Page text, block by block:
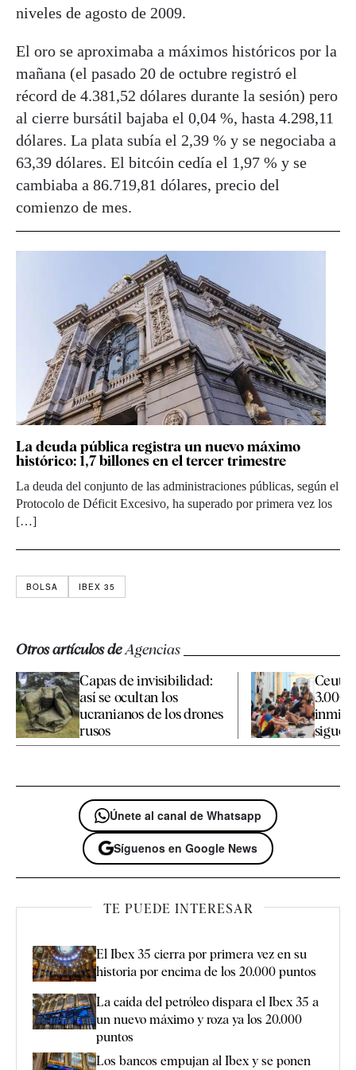
niveles de agosto de 2009.
El oro se aproximaba a máximos históricos por la
mañana (el pasado 20 de octubre registró el
récord de 4.381,52 dólares durante la sesión) pero
al cierre bursátil bajaba el 0,04 %, hasta 4.298,11
dólares. La plata subía el 2,39 % y se negociaba a
63,39 dólares. El bitcóin cedía el 1,97 % y se
cambiaba a 86.719,81 dólares, precio del
comienzo de mes.
La deuda pública registra un nuevo máximo
histórico: 1,7 billones en el tercer trimestre
La deuda del conjunto de las administraciones públicas, según el
Protocolo de Déficit Excesivo, ha superado por primera vez los
[…]
BOLSA IBEX 35
Otros artículos deAgencias
Capas de invisibilidad:
así se ocultan los
ucranianos de los drones
rusos
Ceuta
3.000
Únete al canal de Whatsapp
Síguenos en Google News
TE PUEDE INTERESAR
El Ibex 35 cierra por primera vez en su
historia por encima de los 20.000 puntos
La caída del petróleo dispara el Ibex 35 a
un nuevo máximo y roza ya los 20.000
puntos
Los bancos empujan al Ibex y se ponen